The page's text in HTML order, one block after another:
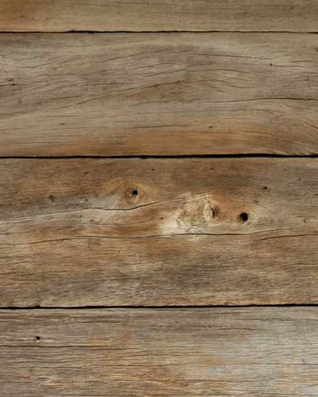
IMG_0308(2)